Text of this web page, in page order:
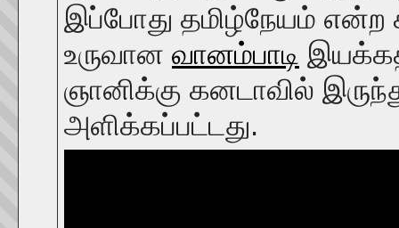
இப்போது தமிழ்நேயம் என்ற
உருவான வானம்பாடி
ஞானிக்கு கனடாவில்
அளிக்கப்பட்டது.